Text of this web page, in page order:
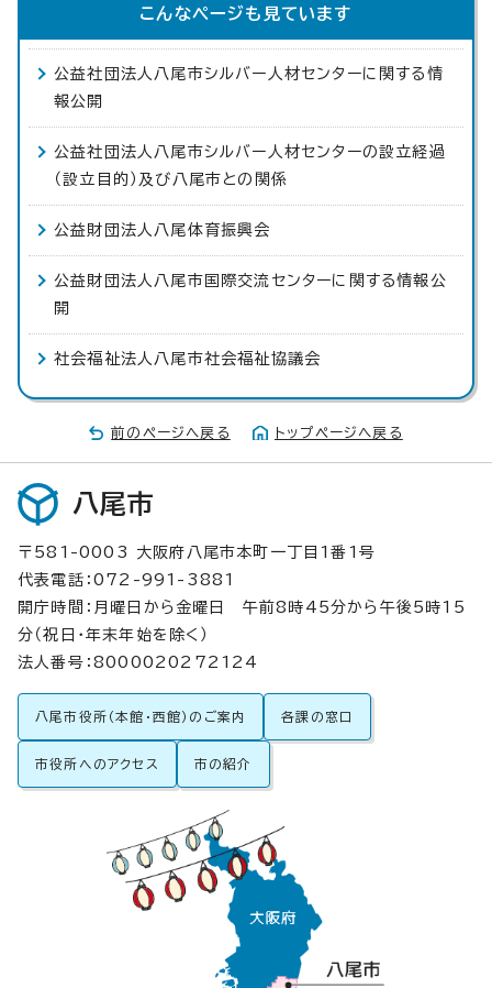
こんなページも見ています
公益社団法人八尾市シルバー人材センターに関する情
報公開
公益社団法人八尾市シルバー人材センターの設立経過
（設立目的）及び八尾市との関係
公益財団法人八尾体育振興会
公益財団法人八尾市国際交流センターに関する情報公
開
社会福祉法人八尾市社会福祉協議会
前のページへ戻る トップページへ戻る
八尾市
〒581-0003 大阪府八尾市本町一丁目1番1号
代表電話：072-991-3881
開庁時間：月曜日から金曜日 午前8時45分から午後5時15
分（祝日・年末年始を除く）
法人番号：8000020272124
八尾市役所（本館・西館）のご案内 各課の窓口
市役所へのアクセス 市の紹介